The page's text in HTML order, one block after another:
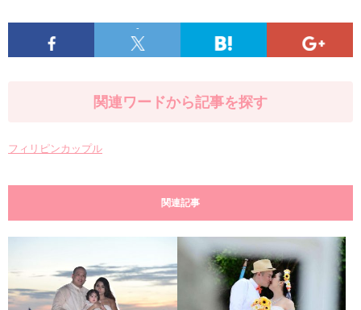
-
関連ワードから記事を探す
フィリピンカップル
関連記事